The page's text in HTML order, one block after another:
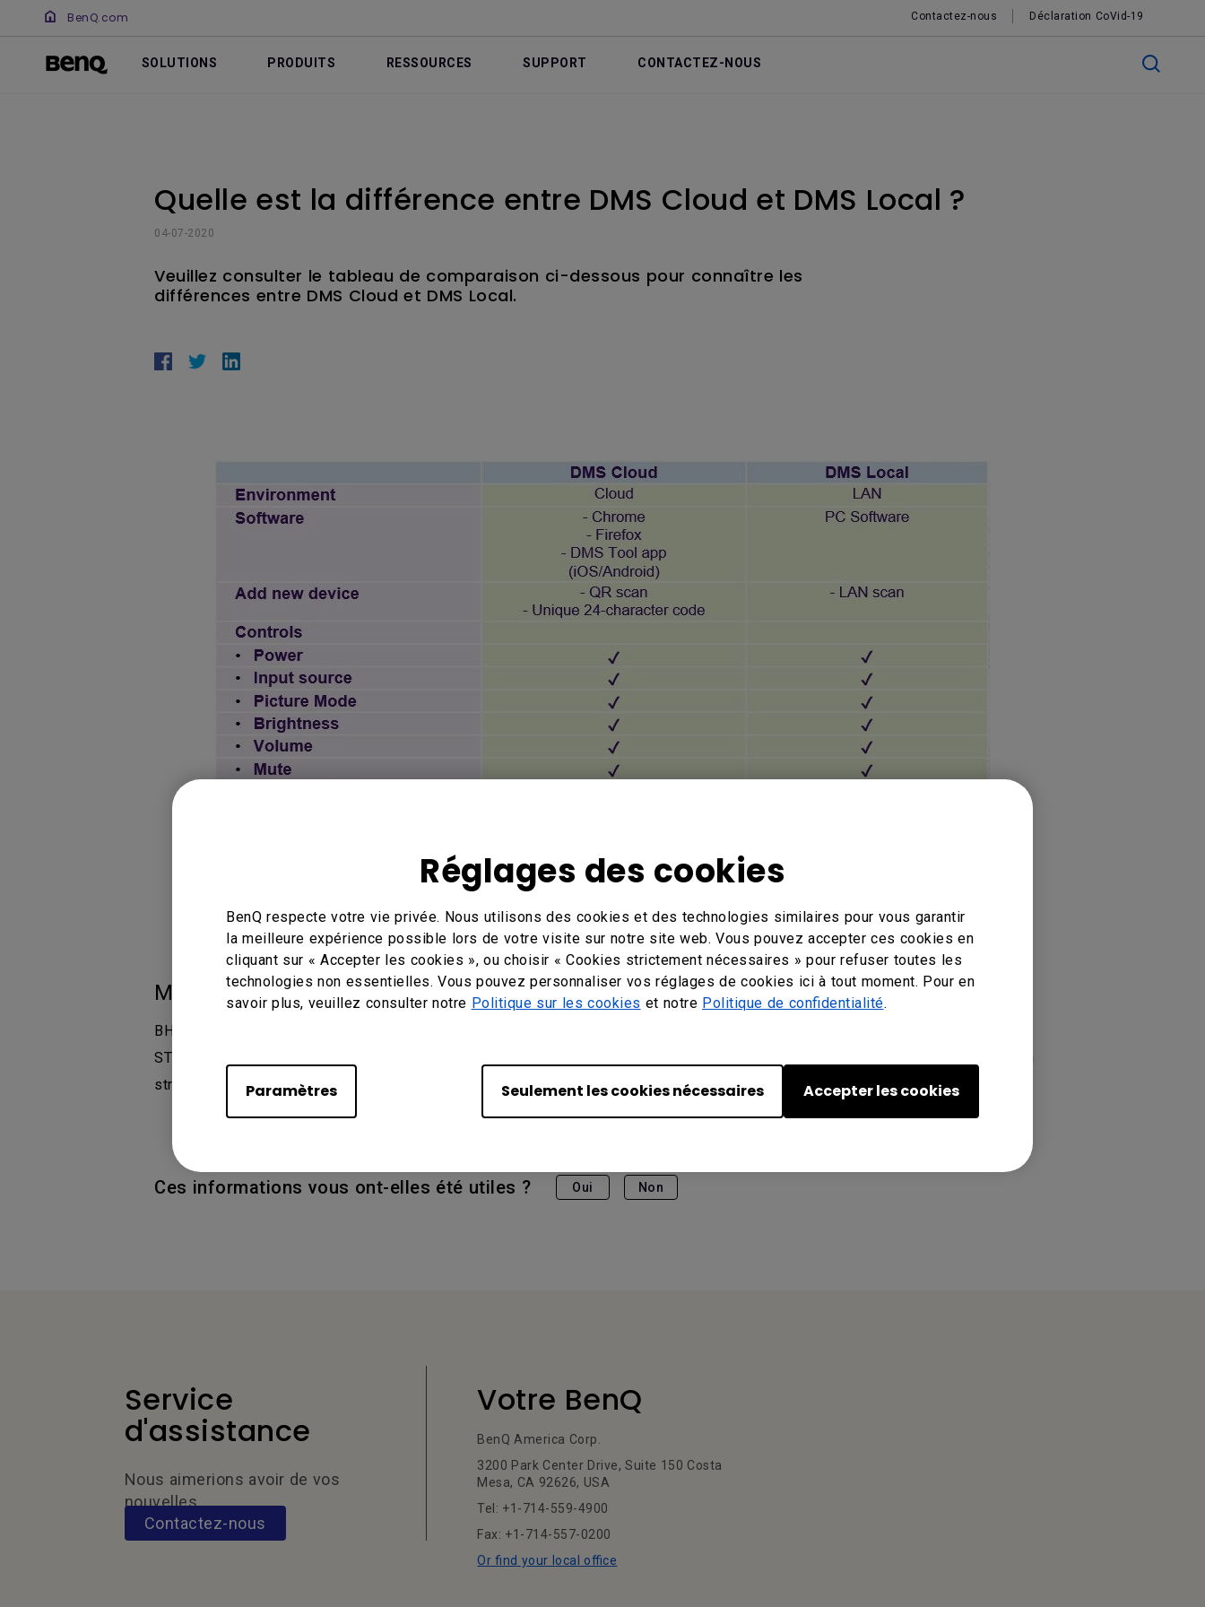
Réglages des cookies
BenQ respecte votre vie privée. Nous utilisons des cookies et des technologies similaires pour vous garantir
la meilleure expérience possible lors de votre visite sur notre site web. Vous pouvez accepter ces cookies en
cliquant sur « Accepter les cookies », ou choisir « Cookies strictement nécessaires » pour refuser toutes les
technologies non essentielles. Vous pouvez personnaliser vos réglages de cookies ici à tout moment. Pour en
savoir plus, veuillez consulter notre Politique sur les cookies et notre Politique de confidentialité.
Paramètres Seulement les cookies nécessaires Accepter les cookies
BenQ.com Contactez-nous Déclaration CoVid-19
SOLUTIONS PRODUITS RESSOURCES SUPPORT CONTACTEZ-NOUS
Quelle est la différence entre DMS Cloud et DMS Local ?
04-07-2020
Veuillez consulter le tableau de comparaison ci-dessous pour connaître les
différences entre DMS Cloud et DMS Local.
Modèles applicables
BH2401 24", BH2801N 28 ″, BH3501 35", BH3801D 38″, BH3801N 38″, EOL IL430, EOL IL490, EOL IL550, EOL ST4301K, EOL
ST5501K, EOL ST550K 55″ Smart Signage Series, Ecran stretch BH2801 28 pouces | Solutions d'affichage numériques BenQ, Ecran
stretch BH3801 38 pouces | Solutions d'affichage numériques BenQ, SL4302K, SL5502K, SL6502K, SL6502K, SL7502K, SL8502K
Ces informations vous ont-elles été utiles ? Oui Non
Service
d'assistance
Nous aimerions avoir de vos
nouvelles.
Contactez-nous
Votre BenQ
BenQ America Corp.
3200 Park Center Drive, Suite 150 Costa
Mesa, CA 92626, USA
Tel: +1-714-559-4900
Fax: +1-714-557-0200
Or find your local office